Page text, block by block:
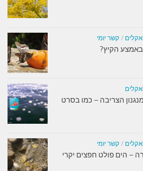
/ קשר יומי
הקיץ?
הצריבה – כמו בסרט
/ קשר יומי
– הים פולט חפצים יקרי